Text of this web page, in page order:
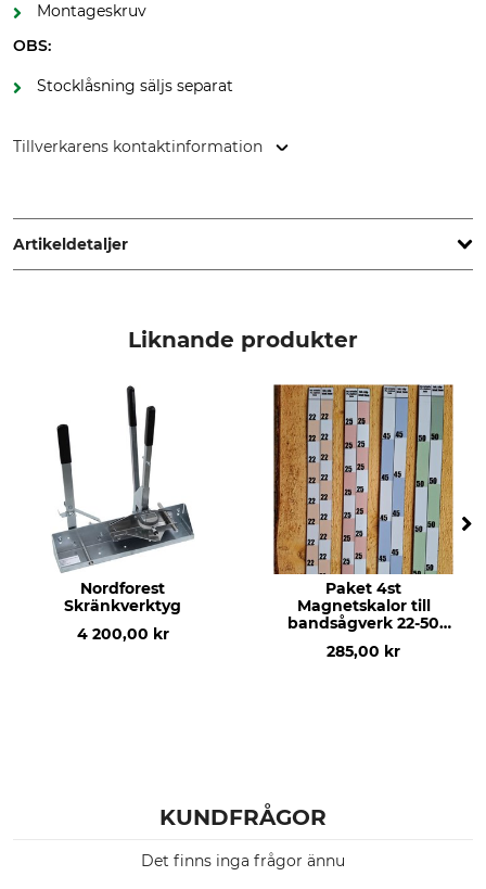
Montageskruv
OBS:
Stocklåsning säljs separat
Tillverkarens kontaktinformation
www.grube.de
Artikeldetaljer
Frontier OS31
Liknande produkter
Nordforest
Skränkverktyg
4 200,00 kr
Paket 4st
Magnetskalor till
bandsågverk 22-50
285,00 kr
KUNDFRÅGOR
Det finns inga frågor ännu